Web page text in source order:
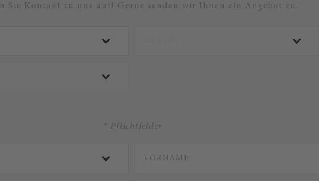
Sie Kontakt zu uns auf! Gerne senden wir Ihnen ein Angebot zu.
* Pflichtfelder